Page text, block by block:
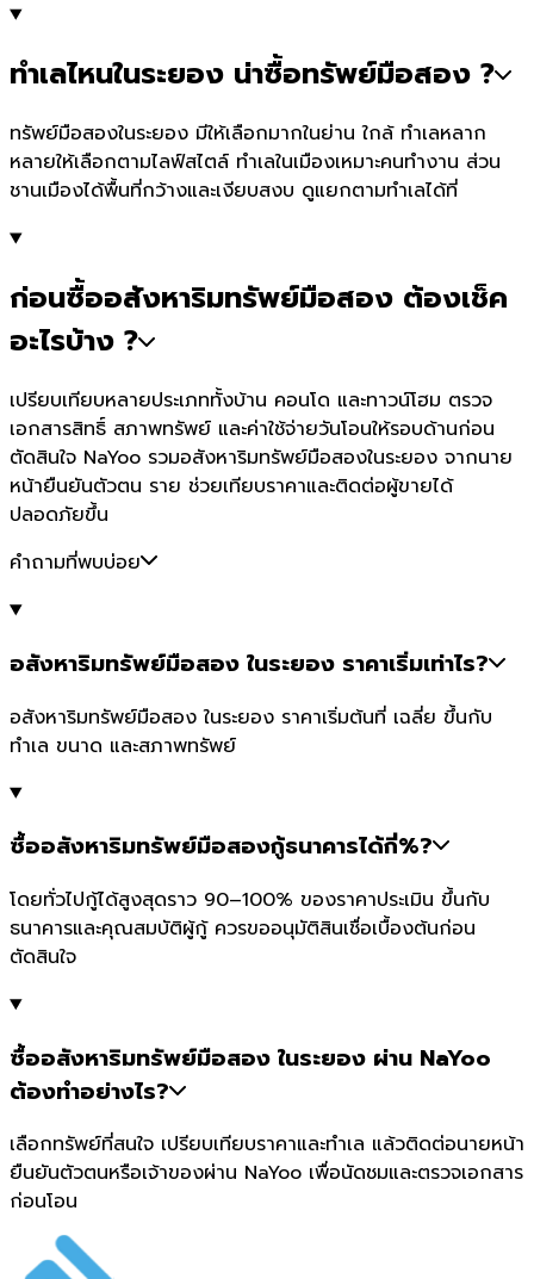
ทำเลไหนในระยอง น่าซื้อทรัพย์มือสอง ?
ทรัพย์มือสองในระยอง มีให้เลือกมากในย่าน ใกล้ ทำเลหลาก
หลายให้เลือกตามไลฟ์สไตล์ ทำเลในเมืองเหมาะคนทำงาน ส่วน
ชานเมืองได้พื้นที่กว้างและเงียบสงบ ดูแยกตามทำเลได้ที่
ก่อนซื้ออสังหาริมทรัพย์มือสอง ต้องเช็ค
อะไรบ้าง ?
เปรียบเทียบหลายประเภททั้งบ้าน คอนโด และทาวน์โฮม ตรวจ
เอกสารสิทธิ์ สภาพทรัพย์ และค่าใช้จ่ายวันโอนให้รอบด้านก่อน
ตัดสินใจ NaYoo รวมอสังหาริมทรัพย์มือสองในระยอง จากนาย
หน้ายืนยันตัวตน ราย ช่วยเทียบราคาและติดต่อผู้ขายได้
ปลอดภัยขึ้น
คำถามที่พบบ่อย
อสังหาริมทรัพย์มือสอง ในระยอง ราคาเริ่มเท่าไร?
อสังหาริมทรัพย์มือสอง ในระยอง ราคาเริ่มต้นที่ เฉลี่ย ขึ้นกับ
ทำเล ขนาด และสภาพทรัพย์
ซื้ออสังหาริมทรัพย์มือสองกู้ธนาคารได้กี่%?
โดยทั่วไปกู้ได้สูงสุดราว 90–100% ของราคาประเมิน ขึ้นกับ
ธนาคารและคุณสมบัติผู้กู้ ควรขออนุมัติสินเชื่อเบื้องต้นก่อน
ตัดสินใจ
ซื้ออสังหาริมทรัพย์มือสอง ในระยอง ผ่าน NaYoo
ต้องทำอย่างไร?
เลือกทรัพย์ที่สนใจ เปรียบเทียบราคาและทำเล แล้วติดต่อนายหน้า
ยืนยันตัวตนหรือเจ้าของผ่าน NaYoo เพื่อนัดชมและตรวจเอกสาร
ก่อนโอน